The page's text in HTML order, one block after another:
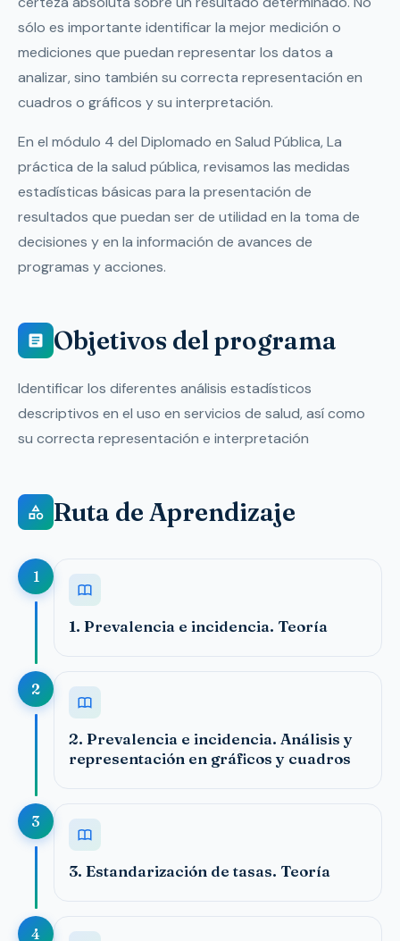
sólo es importante identificar la mejor medición o
mediciones que puedan representar los datos a
analizar, sino también su correcta representación en
cuadros o gráficos y su interpretación.
En el módulo 4 del Diplomado en Salud Pública, La
práctica de la salud pública, revisamos las medidas
estadísticas básicas para la presentación de
resultados que puedan ser de utilidad en la toma de
decisiones y en la información de avances de
programas y acciones.
Objetivos del programa
Identificar los diferentes análisis estadísticos
descriptivos en el uso en servicios de salud, así como
su correcta representación e interpretación
Ruta de Aprendizaje
1
1. Prevalencia e incidencia. Teoría
2
2. Prevalencia e incidencia. Análisis y
representación en gráficos y cuadros
3
3. Estandarización de tasas. Teoría
4